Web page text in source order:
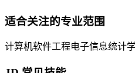
适合关注的专业范围
计算机软件工程电子信息统计